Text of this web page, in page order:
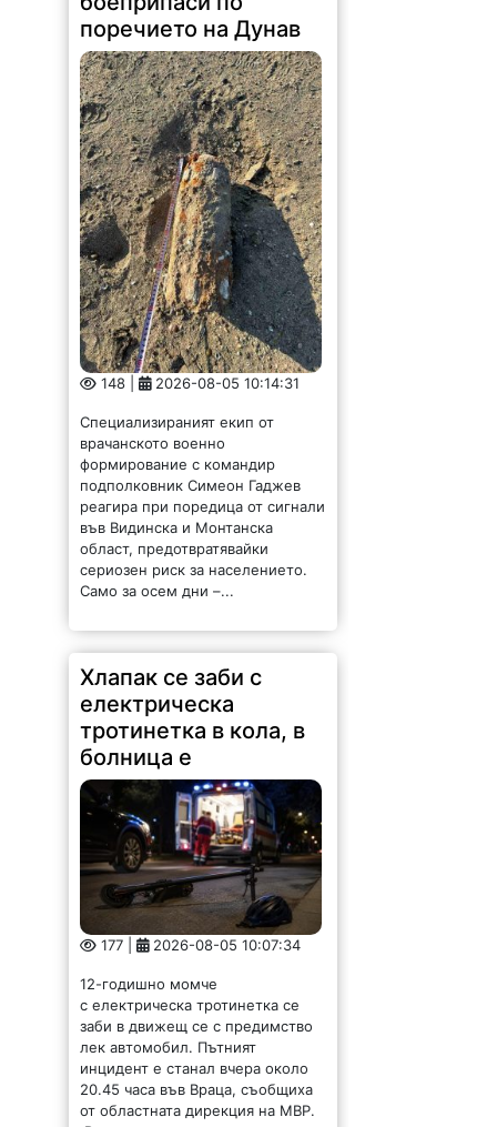
поречието на Дунав
148 | 2026-08-05 10:14:31
Специализираният екип от
врачанското военно
формирование с командир
подполковник Симеон Гаджев
реагира при поредица от сигнали
във Видинска и Монтанска
област, предотвратявайки
сериозен риск за населението.
Само за осем дни –...
Хлапак се заби с
електрическа
тротинетка в кола, в
болница е
177 | 2026-08-05 10:07:34
12-годишно момче
с електрическа тротинетка се
заби в движещ се с предимство
лек автомобил. Пътният
инцидент е станал вчера около
20.45 часа във Враца, съобщиха
от областната дирекция на МВР.